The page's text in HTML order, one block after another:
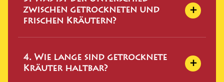
oder Aromen. Sie erhalten ausschließlich das pure,
getrocknete Kraut.
zwischen getrockneten und
frischen Kräutern?
+
Aroma als frische, da durch den
Trocknungsprozess Wasser entzogen wird. In der
4. Wie lange sind getrocknete
Kräuter haltbar?
+